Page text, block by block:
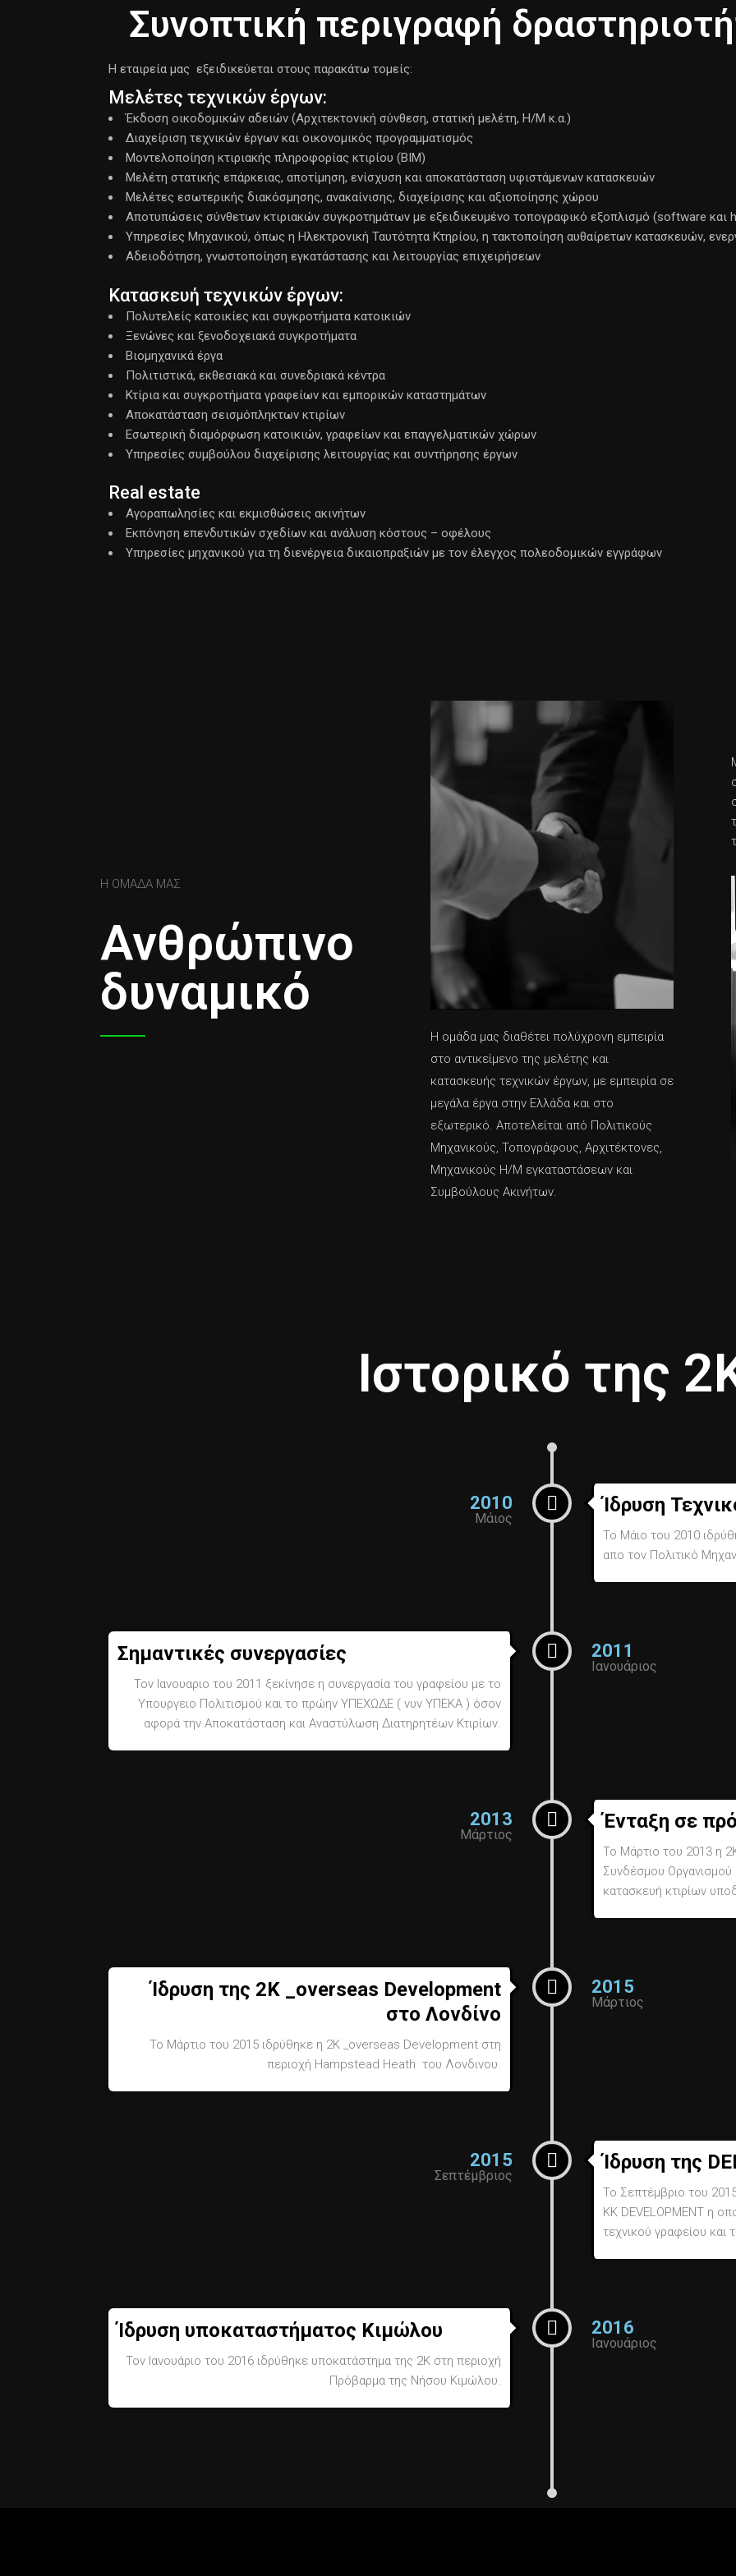
Συνοπτική περιγραφή
Η εταιρεία μας εξειδικεύεται στους παρακάτω τομείς:
Μελέτες τεχνικών έργων:
Έκδοση οικοδομικών αδειών (Αρχιτεκτονική σύνθεση, στατική μελέτη, Η/Μ κ.α.)
Διαχείριση τεχνικών έργων και οικονομικός προγραμματισμός
Μοντελοποίηση κτιριακής πληροφορίας κτιρίου (ΒΙΜ)
Μελέτη στατικής επάρκειας, αποτίμηση, ενίσχυση και αποκατάσταση υφιστάμενων κατασκευών
Μελέτες εσωτερικής διακόσμησης, ανακαίνισης, διαχείρισης και αξιοποίησης χώρου
Αποτυπώσεις σύνθετων κτιριακών συγκροτημάτων με εξειδικευμένο τοπογραφικό εξοπλισμό (software
Υπηρεσίες Μηχανικού, όπως η Ηλεκτρονική Ταυτότητα Κτηρίου, η τακτοποίηση αυθαίρετων κατασκευών,
Αδειοδότηση, γνωστοποίηση εγκατάστασης και λειτουργίας επιχειρήσεων
Κατασκευή τεχνικών έργων:
Πολυτελείς κατοικίες και συγκροτήματα κατοικιών
Ξενώνες και ξενοδοχειακά συγκροτήματα
Βιομηχανικά έργα
Πολιτιστικά, εκθεσιακά και συνεδριακά κέντρα
Κτίρια και συγκροτήματα γραφείων και εμπορικών καταστημάτων
Αποκατάσταση σεισμόπληκτων κτιρίων
Εσωτερική διαμόρφωση κατοικιών, γραφείων και επαγγελματικών χώρων
Υπηρεσίες συμβούλου διαχείρισης λειτουργίας και συντήρησης έργων
Real estate
Αγοραπωλησίες και εκμισθώσεις ακινήτων
Εκπόνηση επενδυτικών σχεδίων και ανάλυση κόστους – οφέλους
Υπηρεσίες μηχανικού για τη διενέργεια δικαιοπραξιών με τον έλεγχος πολεοδομικών εγγράφων
Η ΟΜΑΔΑ ΜΑΣ
Ανθρώπινο
δυναμικό
Η ομάδα μας διαθέτει πολύχρονη εμπειρία
στο αντικείμενο της μελέτης και
κατασκευής τεχνικών έργων, με εμπειρία σε
μεγάλα έργα στην Ελλάδα και στο
εξωτερικό. Αποτελείται από Πολιτικούς
Μηχανικούς, Τοπογράφους, Αρχιτέκτονες,
Μηχανικούς Η/Μ εγκαταστάσεων και
Συμβούλους Ακινήτων.
Ιστορικό της
2010
Μάιος
Ίδρυση
Το Μάιο του 2010
απο τον Πολιτικό
2011
Ιανουάριος
Σημαντικές συνεργασίες
Τον Ιανουαριο του 2011 ξεκίνησε η συνεργασία του γραφείου με το
Υπουργειο Πολιτισμού και το πρώην ΥΠΕΧΩΔΕ ( νυν ΥΠΕΚΑ ) όσον
αφορά την Αποκατάσταση και Αναστύλωση Διατηρητέων Κτιρίων.
2013
Μάρτιος
Ένταξη σε
Το Μάρτιο του 2013 η
Συνδέσμου
κατασκευή κτιρίων
2015
Μάρτιος
Ίδρυση της 2Κ _overseas Development
στο Λονδίνο
Το Μάρτιο του 2015 ιδρύθηκε η 2Κ _overseas Development στη
περιοχή Hampstead Heath του Λονδινου.
2015
Σεπτέμβριος
Ίδρυση της
Το Σεπτέμβριο του
KK DEVELOPMENT η
τεχνικού γραφείου και
2016
Ιανουάριος
Ίδρυση υποκαταστήματος Κιμώλου
Τον Ιανουάριο του 2016 ιδρύθηκε υποκατάστημα της 2Κ στη περιοχή
Πρόβαρμα της Νήσου Κιμώλου.